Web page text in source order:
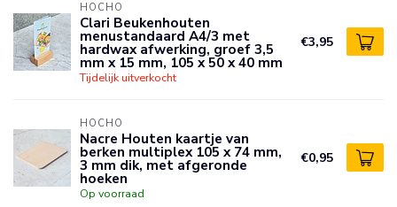
HOCHO
Clari Beukenhouten
menustandaard A4/3 met
hardwax afwerking, groef 3,5
mm x 15 mm, 105 x 50 x 40 mm
Tijdelijk uitverkocht
€3,95
HOCHO
Nacre Houten kaartje van
berken multiplex 105 x 74 mm,
3 mm dik, met afgeronde
hoeken
Op voorraad
€0,95